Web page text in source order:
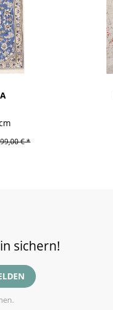
€ *
sichern!